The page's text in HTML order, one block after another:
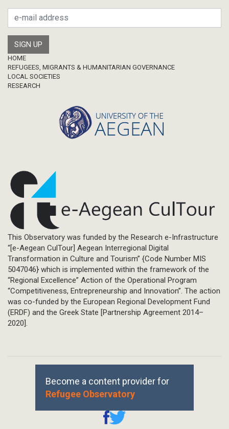
Footer
HOME
REFUGEES, MIGRANTS & HUMANITARIAN GOVERNANCE
LOCAL SOCIETIES
RESEARCH
This Observatory was funded by the Research e-Infrastructure
“[e-Aegean CulTour] Aegean Interregional Digital
Transformation in Culture and Tourism” {Code Number MIS
5047046} which is implemented within the framework of the
“Regional Excellence” Action of the Operational Program
“Competitiveness, Entrepreneurship and Innovation”. The action
was co-funded by the European Regional Development Fund
(ERDF) and the Greek State [Partnership Agreement 2014–
2020].
Become a content provider for
Refugee Observatory